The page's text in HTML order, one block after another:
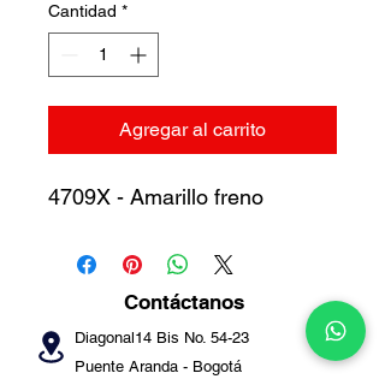
Cantidad *
Agregar al carrito
4709X - Amarillo freno
Contáctanos
Diagonal14 Bis No. 54-23
Puente Aranda - Bogotá